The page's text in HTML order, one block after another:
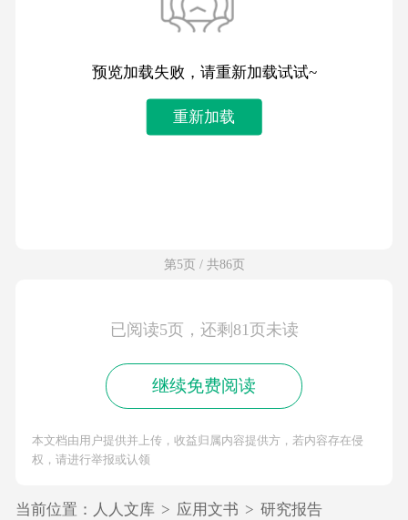
预览加载失败，请重新加载试试~
重新加载
第5页 / 共86页
已阅读5页，还剩81页未读
继续免费阅读
本文档由用户提供并上传，收益归属内容提供方，若内容存在侵
权，请进行举报或认领
当前位置： 人人文库 > 应用文书 > 研究报告